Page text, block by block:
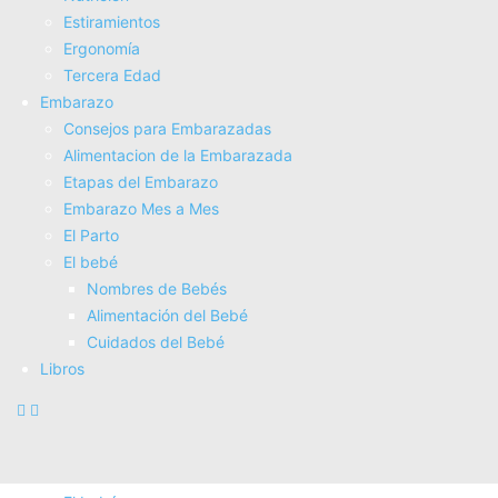
Estiramientos
Ergonomí­a
Tercera Edad
Embarazo
Consejos para Embarazadas
Alimentacion de la Embarazada
Etapas del Embarazo
Embarazo Mes a Mes
El Parto
El bebé
Nombres de Bebés
Alimentación del Bebé
Cuidados del Bebé
Libros
Fisioterapia
Electroterapia
Tratamientos
Masajes
SUPERALIMENTOS
Salud
Consejos sobre salud
Actividad Fí­sica
Nutrición
Estiramientos
Ergonomí­a
Tercera Edad
Embarazo
Consejos para Embarazadas